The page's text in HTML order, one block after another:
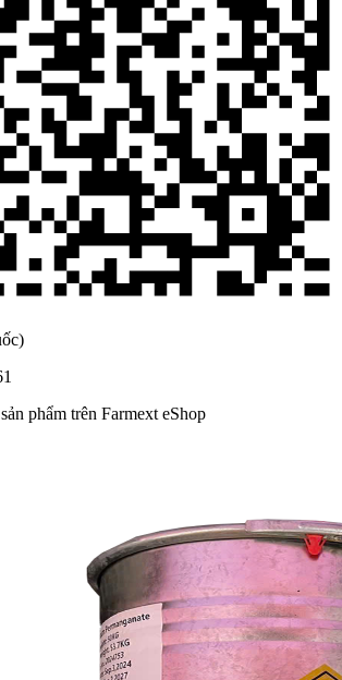
phẩm trên Farmext eShop